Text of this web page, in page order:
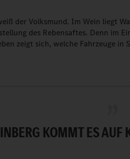
der Volksmund. Im Wein liegt
des Rebensaftes. Denn im
zeigt sich, welche Fahrzeuge in
KOMMT ES AUF